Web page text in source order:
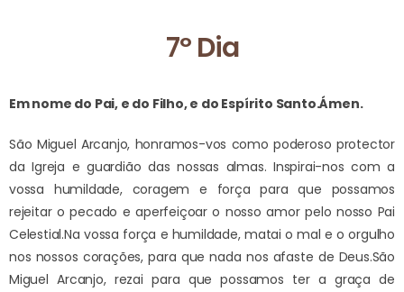
7º Dia
Em nome do Pai, e do Filho, e do Espírito Santo.Ámen.
São Miguel Arcanjo, honramos-vos como poderoso protector
da Igreja e guardião das nossas almas. Inspirai-nos com a
vossa humildade, coragem e força para que possamos
rejeitar o pecado e aperfeiçoar o nosso amor pelo nosso Pai
Celestial.Na vossa força e humildade, matai o mal e o orgulho
nos nossos corações, para que nada nos afaste de Deus.São
Miguel Arcanjo, rezai para que possamos ter a graça de